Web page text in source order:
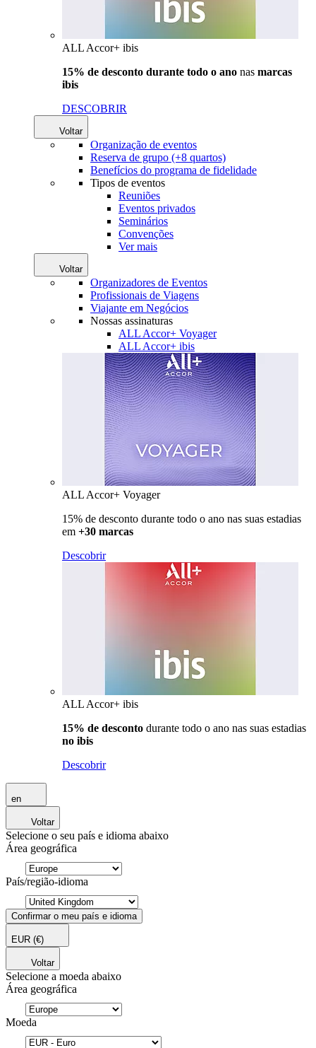
ALL Accor+ ibis
15% de desconto durante todo o ano nas marcas
ibis
DESCOBRIR
Voltar
Organização de eventos
Reserva de grupo (+8 quartos)
Benefícios do programa de fidelidade
Tipos de eventos
Reuniões
Eventos privados
Seminários
Convenções
Ver mais
Voltar
Organizadores de Eventos
Profissionais de Viagens
Viajante em Negócios
Nossas assinaturas
ALL Accor+ Voyager
ALL Accor+ ibis
ALL Accor+ Voyager
15% de desconto durante todo o ano nas suas estadias
em +30 marcas
Descobrir
ALL Accor+ ibis
15% de desconto durante todo o ano nas suas estadias
no ibis
Descobrir
en
Voltar
Selecione o seu país e idioma abaixo
Área geográfica
País/região-idioma
Confirmar o meu país e idioma
EUR (€)
Voltar
Selecione a moeda abaixo
Área geográfica
Moeda